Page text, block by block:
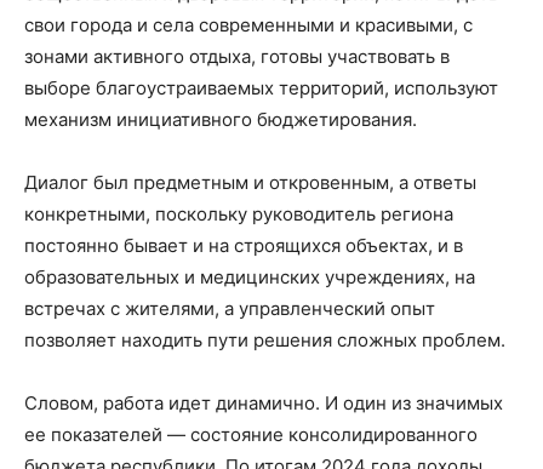
свои города и села современными и красивыми, с
зонами активного отдыха, готовы участвовать в
выборе благоустраиваемых территорий, используют
механизм инициативного бюджетирования.
Диалог был предметным и откровенным, а ответы
конкретными, поскольку руководитель региона
постоянно бывает и на строящихся объектах, и в
образовательных и медицинских учреждениях, на
встречах с жителями, а управленческий опыт
позволяет находить пути решения сложных проблем.
Словом, работа идет динамично. И один из значимых
ее показателей — состояние консолидированного